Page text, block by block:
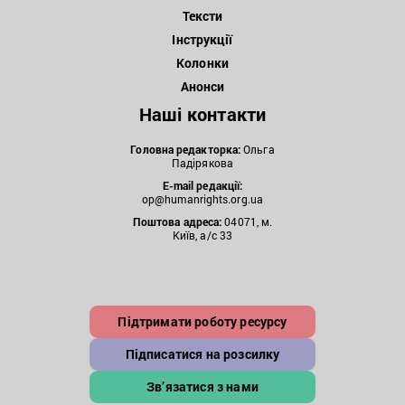
Тексти
Інструкції
Колонки
Анонси
Наші контакти
Головна редакторка:Ольга
Падірякова
E-mail редакції:
op@humanrights.org.ua
Поштова адреса:04071, м.
Київ, а/с 33
Підтримати роботу ресурсу
Підписатися на розсилку
Зв’язатися з нами